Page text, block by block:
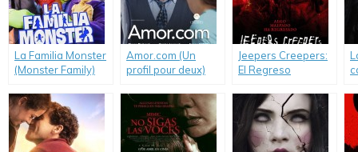
La Familia Monster
(Monster Family)
Amor.com (Un
profil pour deux)
Jeepers Creepers:
El Regreso